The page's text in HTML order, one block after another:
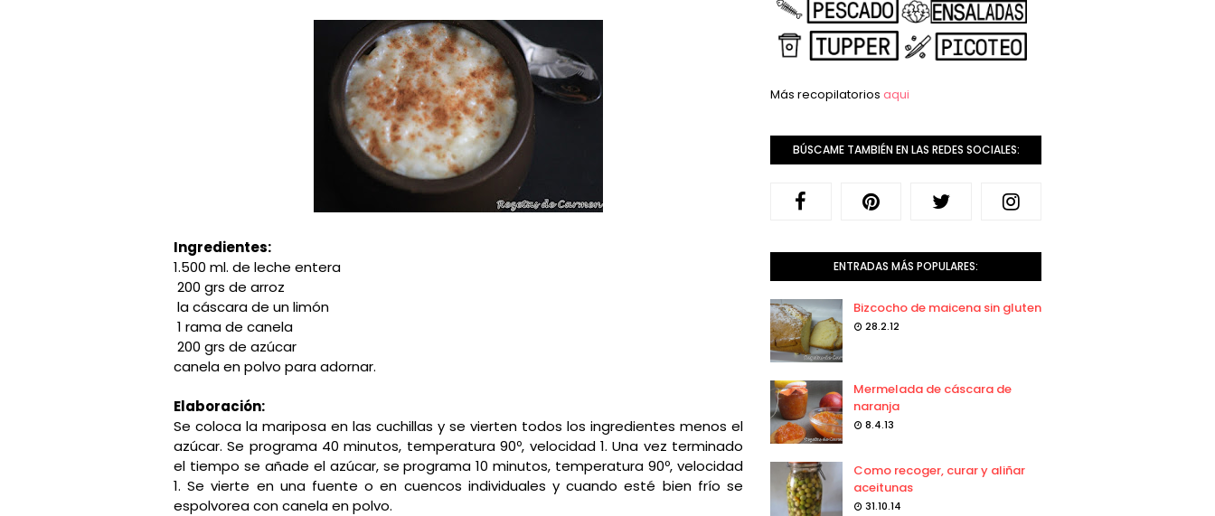
Ingredientes:
1.500 ml. de leche entera
200 grs de arroz
la cáscara de un limón
1 rama de canela
200 grs de azúcar
canela en polvo para adornar.
Elaboración:
Se coloca la mariposa en las cuchillas y se vierten todos los ingredientes menos el
azúcar. Se programa 40 minutos, temperatura 90º, velocidad 1. Una vez terminado
el tiempo se añade el azúcar, se programa 10 minutos, temperatura 90º, velocidad
1. Se vierte en una fuente o en cuencos individuales y cuando esté bien frío se
espolvorea con canela en polvo.
Más recopilatorios aqui
BÚSCAME TAMBIÉN EN LAS REDES SOCIALES:
ENTRADAS MÁS POPULARES:
Bizcocho de maicena sin gluten
28.2.12
Mermelada de cáscara de
naranja
8.4.13
Como recoger, curar y aliñar
aceitunas
31.10.14